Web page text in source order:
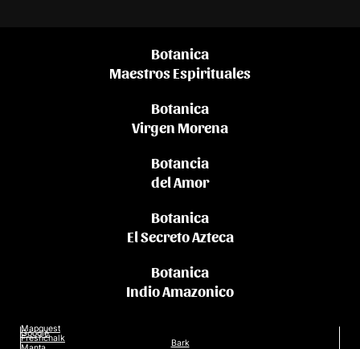
Botanica
Maestros Espirituales
Botanica
Virgen Morena
Botancia
del Amor
Botanica
El Secreto Azteca
Botanica
Indio Amazonico
Mapquest
Google
Freshchalk Bark